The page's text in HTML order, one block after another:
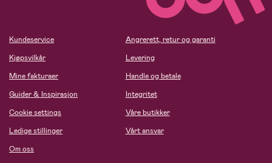
Kundeservice
Kjøpsvilkår
Mine fakturaer
Guider & Inspirasjon
Cookie settings
Ledige stillinger
Om oss
Angrerett, retur og garanti
Levering
Handle og betale
Integritet
Våre butikker
Vårt ansvar